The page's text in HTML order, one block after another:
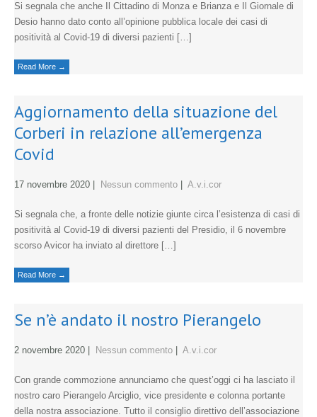
Si segnala che anche Il Cittadino di Monza e Brianza e Il Giornale di
Desio hanno dato conto all’opinione pubblica locale dei casi di
positività al Covid-19 di diversi pazienti […]
Read More →
Aggiornamento della situazione del
Corberi in relazione all’emergenza
Covid
17 novembre 2020 Nessun commento A.v.i.cor
Si segnala che, a fronte delle notizie giunte circa l’esistenza di casi di
positività al Covid-19 di diversi pazienti del Presidio, il 6 novembre
scorso Avicor ha inviato al direttore […]
Read More →
Se n’è andato il nostro Pierangelo
2 novembre 2020 Nessun commento A.v.i.cor
Con grande commozione annunciamo che quest’oggi ci ha lasciato il
nostro caro Pierangelo Arciglio, vice presidente e colonna portante
della nostra associazione. Tutto il consiglio direttivo dell’associazione